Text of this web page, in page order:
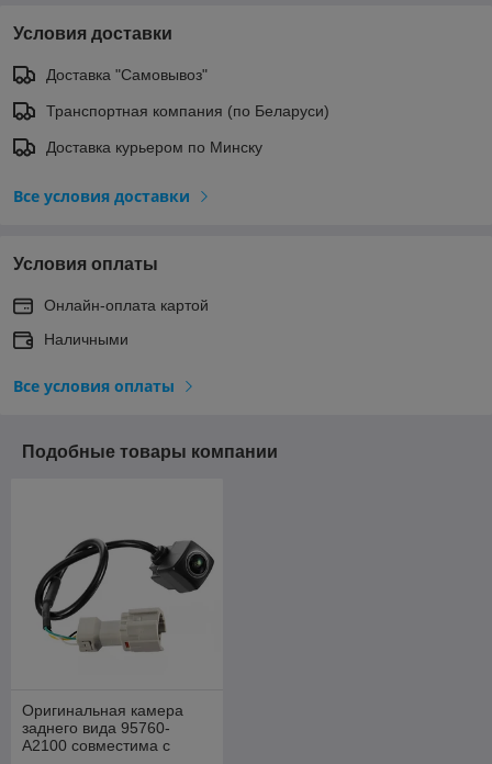
Условия доставки
Доставка "Самовывоз"
Транспортная компания (по Беларуси)
Доставка курьером по Минску
Все условия доставки
Условия оплаты
Онлайн-оплата картой
Наличными
Все условия оплаты
Подобные товары компании
Оригинальная камера
заднего вида 95760-
A2100 совместима с